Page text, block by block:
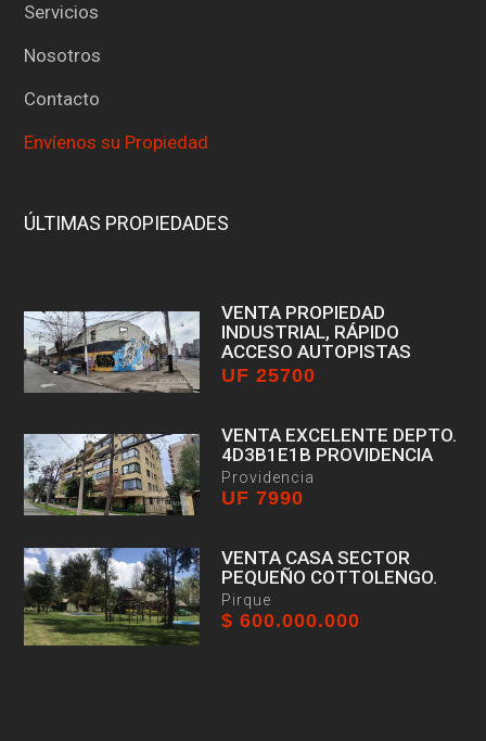
Servicios
Nosotros
Contacto
Envíenos su Propiedad
ÚLTIMAS PROPIEDADES
VENTA PROPIEDAD
INDUSTRIAL, RÁPIDO
ACCESO AUTOPISTAS
Estación Central
UF 25700
VENTA EXCELENTE DEPTO.
4D3B1E1B PROVIDENCIA
Providencia
UF 7990
VENTA CASA SECTOR
PEQUEÑO COTTOLENGO.
Pirque
$ 600.000.000